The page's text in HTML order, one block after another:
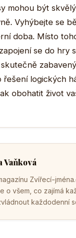
mohou být
Vyhýbejte se
doba. Místo
se do hry
řešení logických
obohatit život
Vaňková
Zvířecí-
o všem, co zajímá
každodenní